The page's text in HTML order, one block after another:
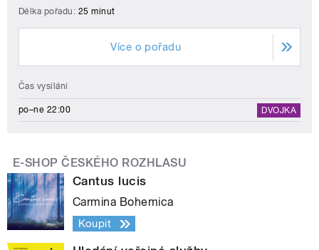
Délka pořadu: 25 minut
Více o pořadu
Čas vysílání
po–ne 22:00 DVOJKA
E-SHOP ČESKÉHO ROZHLASU
Cantus lucis
Carmina Bohemica
Koupit